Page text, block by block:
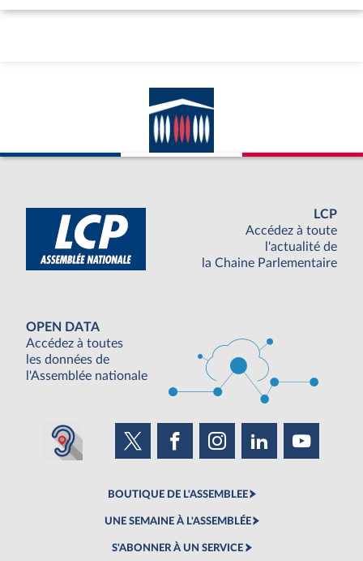
LCP
Accédez à toute
l'actualité de
la Chaine Parlementaire
OPEN DATA
Accédez à toutes
les données de
l'Assemblée nationale
BOUTIQUE DE L'ASSEMBLEE
UNE SEMAINE À L'ASSEMBLÉE
S'ABONNER À UN SERVICE